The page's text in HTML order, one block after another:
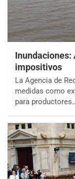
Inundaciones:
impositivos
La Agencia de
medidas como
para